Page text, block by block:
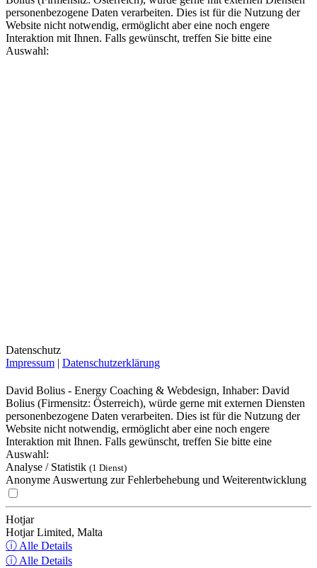
personenbezogene Daten verarbeiten. Dies ist für die Nutzung der
Website nicht notwendig, ermöglicht aber eine noch engere
Interaktion mit Ihnen. Falls gewünscht, treffen Sie bitte eine
Auswahl:
Datenschutz
Impressum | Datenschutzerklärung
David Bolius - Energy Coaching & Webdesign, Inhaber: David
Bolius (Firmensitz: Österreich), würde gerne mit externen Diensten
personenbezogene Daten verarbeiten. Dies ist für die Nutzung der
Website nicht notwendig, ermöglicht aber eine noch engere
Interaktion mit Ihnen. Falls gewünscht, treffen Sie bitte eine
Auswahl:
Analyse / Statistik (1 Dienst)
Anonyme Auswertung zur Fehlerbehebung und Weiterentwicklung
Hotjar
Hotjar Limited, Malta
ⓘ Alle Details
ⓘ Alle Details